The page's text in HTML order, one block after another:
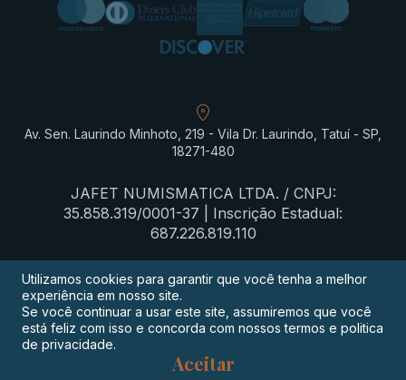
Av. Sen. Laurindo Minhoto, 219 - Vila Dr. Laurindo, Tatuí - SP,
18271-480
JAFET NUMISMATICA LTDA. / CNPJ:
35.858.319/0001-37 | Inscrição Estadual:
687.226.819.110
Termos de privacidade
Procon-SP
Digimeta
Utilizamos cookies para garantir que você tenha a melhor
experiência em nosso site.
Se você continuar a usar este site, assumiremos que você
está feliz com isso e concorda com nossos termos e politica
de privacidade.
Aceitar